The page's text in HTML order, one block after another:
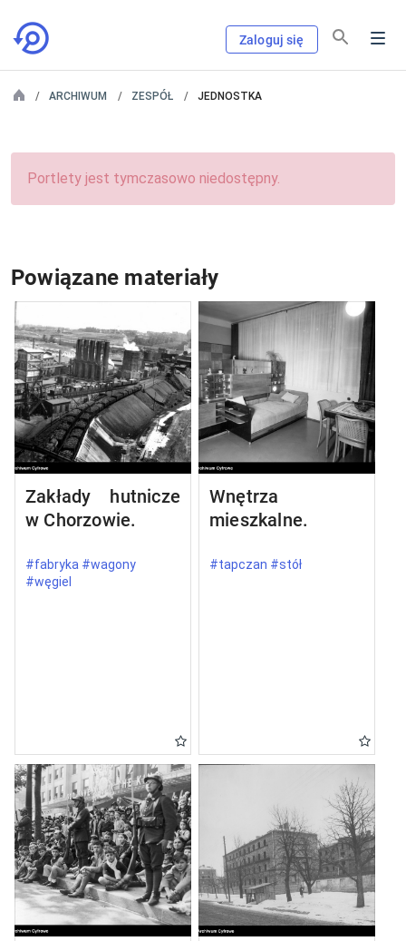
Zaloguj się
ARCHIWUM ZESPÓŁ JEDNOSTKA
Portlety jest tymczasowo niedostępny.
Powiązane materiały
Zakłady hutnicze
w Chorzowie.
#fabryka #wagony
#węgiel
Wnętrza
mieszkalne.
#tapczan #stół